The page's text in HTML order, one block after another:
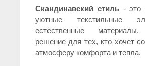
Скандинавский стиль- это
уютные текстильные
естественные
решение для тех, кто хочет
атмосферу комфорта и тепла.